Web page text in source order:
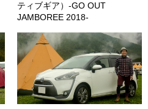
ティブギア）-GO OUT
JAMBOREE 2018-